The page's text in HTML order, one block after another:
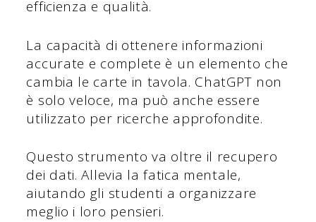
efficienza e qualità.
La capacità di ottenere informazioni
accurate e complete è un elemento che
cambia le carte in tavola. ChatGPT non
è solo veloce, ma può anche essere
utilizzato per ricerche approfondite.
Questo strumento va oltre il recupero
dei dati. Allevia la fatica mentale,
aiutando gli studenti a organizzare
meglio i loro pensieri.